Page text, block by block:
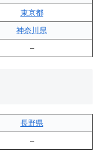
東京都
神奈川県
–
長野県
–